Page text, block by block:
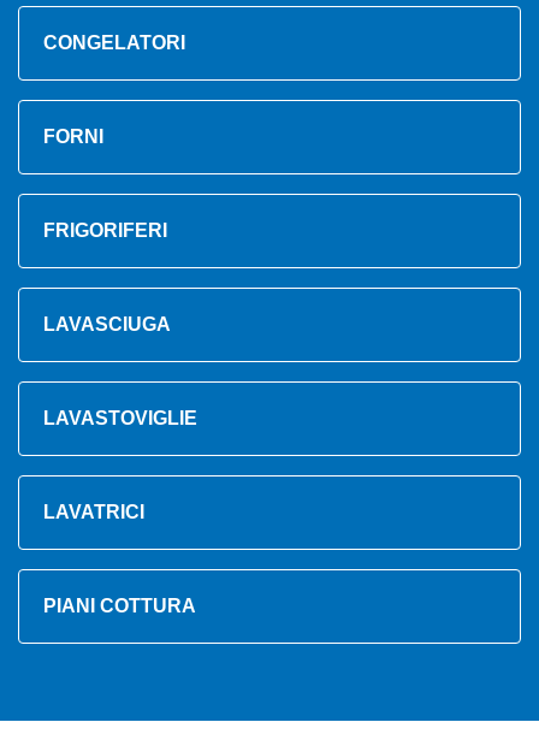
CONGELATORI
FORNI
FRIGORIFERI
LAVASCIUGA
LAVASTOVIGLIE
LAVATRICI
PIANI COTTURA